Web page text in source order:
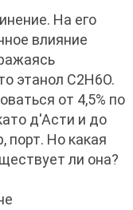
На его
влияние
этанол С2Н6О.
от 4,5% по
д'Асти и до
порт. Но какая
ли она?